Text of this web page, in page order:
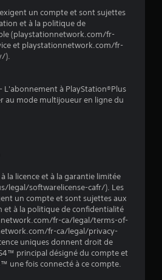
a
t
o
n
un compte et sont sujettes
et à la politique de
(playstationnetwork.com/fr-
et playstationnetwork.com/fr-
).
L'abonnement à PlayStation®Plus
au mode multijoueur en ligne du
la licence et à la garantie limitée
legal/softwarelicense-cafr/). Les
un compte et sont sujettes aux
et à la politique de confidentialité
fr-ca/legal/terms-of-
fr-ca/legal/privacy-
uniques donnent droit de
principal désigné du compte et
une fois connecté à ce compte.